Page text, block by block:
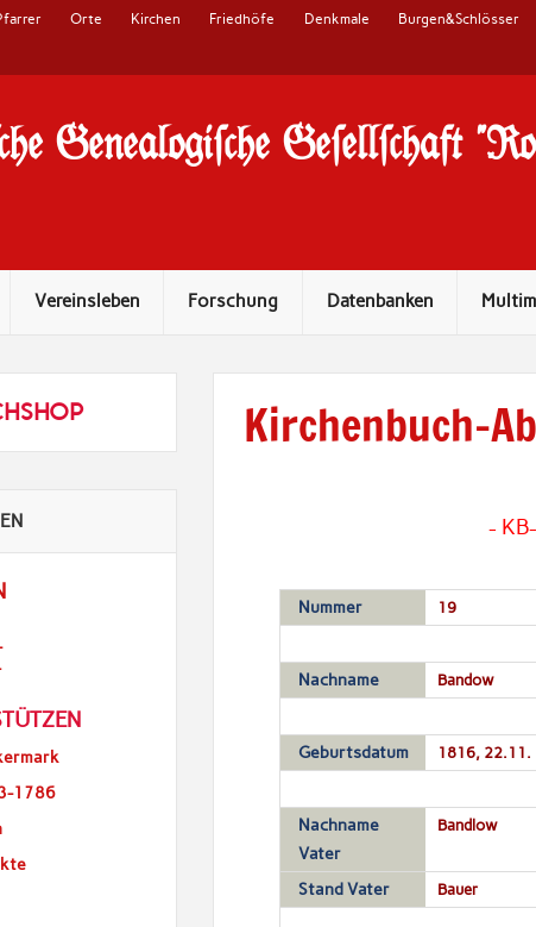
Orte Kirchen Friedhöfe Denkmale Burgen&Schlösser
Genealogi#che Ge#ell#chaft
Vereinsleben Forschung Datenbanken
Kirchenbuch-
-
Nummer 19
Nachname Bandow
Geburtsdatum 1816, 22.11.
Nachname
Vater
Bandlow
Stand Vater Bauer
1786